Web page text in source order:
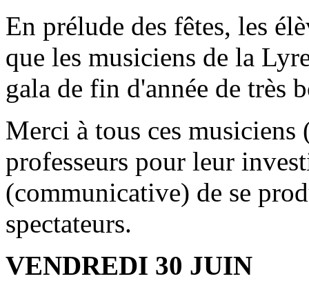
En prélude des fêtes, les
que les musiciens de la
gala de fin d'année de très
Merci à tous ces
professeurs pour leur
(communicative) de se
spectateurs.
VENDREDI 30 JUIN